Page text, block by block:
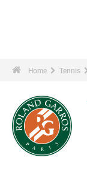
Home Tennis